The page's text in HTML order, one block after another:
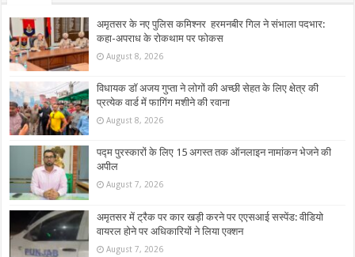
अमृतसर के नए पुलिस कमिश्नर हरमनबीर गिल ने संभाला पदभार:
कहा-अपराध के रोकथाम पर फोकस
August 8, 2026
विधायक डॉ अजय गुप्ता ने लोगों की अच्छी सेहत के लिए क्षेत्र की
प्रत्येक वार्ड में फागिंग मशीने की रवाना
August 8, 2026
पद्म पुरस्कारों के लिए 15 अगस्त तक ऑनलाइन नामांकन भेजने की
अपील
August 7, 2026
अमृतसर में ट्रैक पर कार खड़ी करने पर एएसआई सस्पेंड: वीडियो
वायरल होने पर अधिकारियों ने लिया एक्शन
August 7, 2026